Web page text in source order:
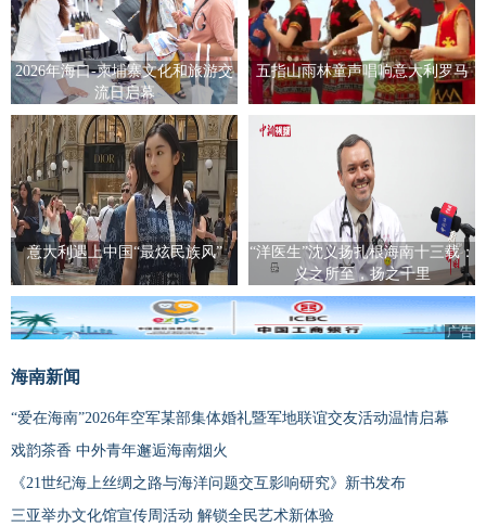
2026年海口-柬埔寨文化和旅游交
流日启幕
五指山雨林童声唱响意大利罗马
意大利遇上中国“最炫民族风”
“洋医生”沈义扬扎根海南十三载：
义之所至，扬之千里
广告
海南新闻
“爱在海南”2026年空军某部集体婚礼暨军地联谊交友活动温情启幕
戏韵茶香 中外青年邂逅海南烟火
《21世纪海上丝绸之路与海洋问题交互影响研究》新书发布
三亚举办文化馆宣传周活动 解锁全民艺术新体验